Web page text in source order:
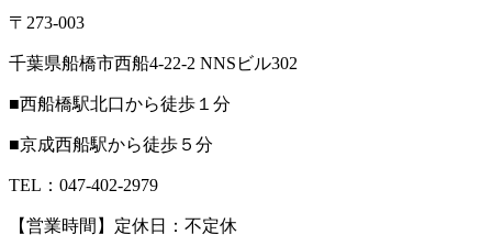
〒273-003
千葉県船橋市西船4-22-2 NNSビル302
■西船橋駅北口から徒歩１分
■京成西船駅から徒歩５分
TEL：047-402-2979
【営業時間】定休日：不定休